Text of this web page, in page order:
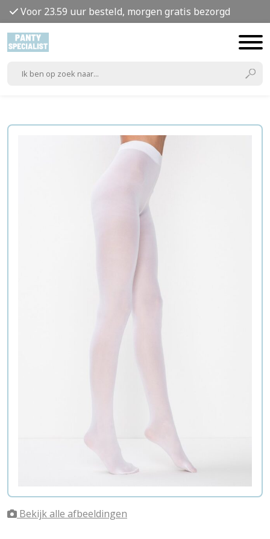
Voor 23.59 uur besteld, morgen gratis bezorgd
Bekijk alle afbeeldingen